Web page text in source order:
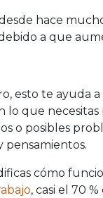
hace
a que
esto te ayuda
que
o posibles
pensamientos.
cómo
, casi el 70